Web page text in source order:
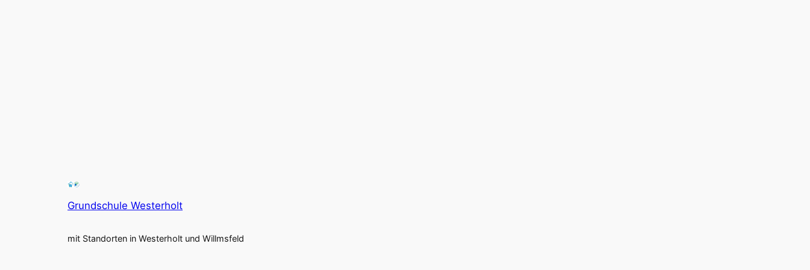
Grundschule Westerholt
mit Standorten in Westerholt und Willmsfeld